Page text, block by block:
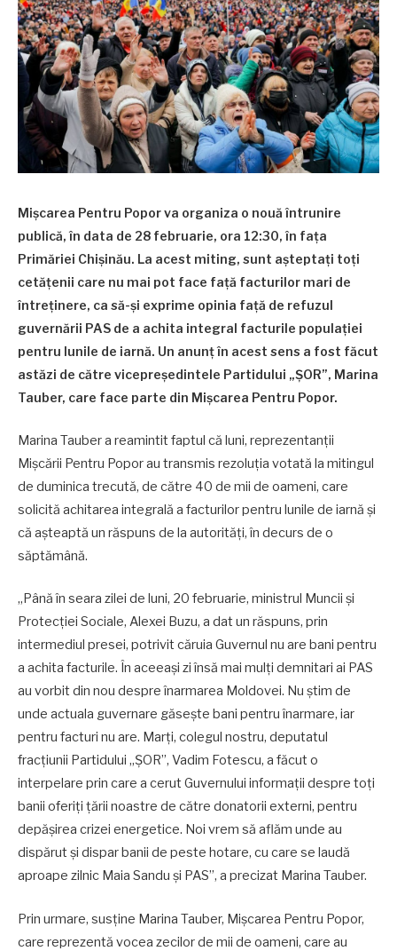
Mișcarea Pentru Popor va organiza o nouă întrunire
publică, în data de 28 februarie, ora 12:30, în fața
Primăriei Chișinău. La acest miting, sunt așteptați toți
cetățenii care nu mai pot face față facturilor mari de
întreținere, ca să-și exprime opinia față de refuzul
guvernării PAS de a achita integral facturile populației
pentru lunile de iarnă. Un anunț în acest sens a fost făcut
astăzi de către vicepreședintele Partidului „ȘOR”, Marina
Tauber, care face parte din Mișcarea Pentru Popor.
Marina Tauber a reamintit faptul că luni, reprezentanții
Mișcării Pentru Popor au transmis rezoluția votată la mitingul
de duminica trecută, de către 40 de mii de oameni, care
solicită achitarea integrală a facturilor pentru lunile de iarnă și
că așteaptă un răspuns de la autorități, în decurs de o
săptămână.
„Până în seara zilei de luni, 20 februarie, ministrul Muncii și
Protecției Sociale, Alexei Buzu, a dat un răspuns, prin
intermediul presei, potrivit căruia Guvernul nu are bani pentru
a achita facturile. În aceeași zi însă mai mulți demnitari ai PAS
au vorbit din nou despre înarmarea Moldovei. Nu știm de
unde actuala guvernare găsește bani pentru înarmare, iar
pentru facturi nu are. Marți, colegul nostru, deputatul
fracțiunii Partidului „ȘOR”, Vadim Fotescu, a făcut o
interpelare prin care a cerut Guvernului informații despre toți
banii oferiți țării noastre de către donatorii externi, pentru
depășirea crizei energetice. Noi vrem să aflăm unde au
dispărut și dispar banii de peste hotare, cu care se laudă
aproape zilnic Maia Sandu și PAS”, a precizat Marina Tauber.
Prin urmare, susține Marina Tauber, Mișcarea Pentru Popor,
care reprezentă vocea zecilor de mii de oameni, care au